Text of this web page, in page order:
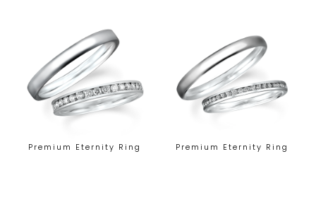
Premium Eternity Ring Premium Eternity Ring